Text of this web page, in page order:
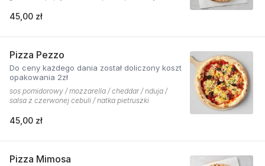
45,00 zł
Pizza Pezzo
Do ceny każdego dania został doliczony koszt
opakowania 2zł
sos pomidorowy / mozzarella / cheddar / nduja /
salsa z czerwonej cebuli / natka pietruszki
45,00 zł
Pizza Mimosa